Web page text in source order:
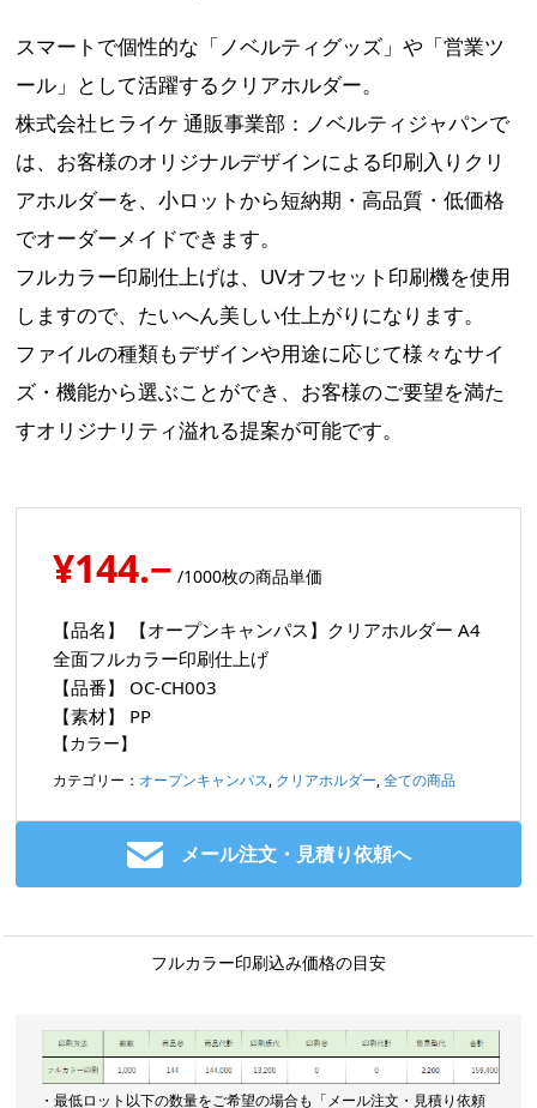
スマートで個性的な「ノベルティグッズ」や「営業ツ
ール」として活躍するクリアホルダー。
株式会社ヒライケ 通販事業部：ノベルティジャパンで
は、お客様のオリジナルデザインによる印刷入りクリ
アホルダーを、小ロットから短納期・高品質・低価格
でオーダーメイドできます。
フルカラー印刷仕上げは、UVオフセット印刷機を使用
しますので、たいへん美しい仕上がりになります。
ファイルの種類もデザインや用途に応じて様々なサイ
ズ・機能から選ぶことができ、お客様のご要望を満た
すオリジナリティ溢れる提案が可能です。
¥144.− /1000枚の商品単価
【品名】
【オープンキャンパス】クリアホルダー A4
全面フルカラー印刷仕上げ
【品番】
OC-CH003
【素材】
PP
【カラー】
カテゴリー： オープンキャンパス, クリアホルダー,全ての商品
メール注文・見積り依頼へ
フルカラー印刷込み価格の目安
・最低ロット以下の数量をご希望の場合も「メール注文・見積り依頼